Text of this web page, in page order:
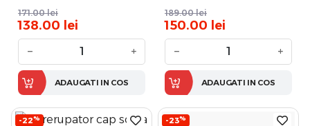
171.00 lei
138.00 lei
− +
ADAUGATI IN COS
189.00 lei
150.00 lei
− +
ADAUGATI IN COS
-22% -23%